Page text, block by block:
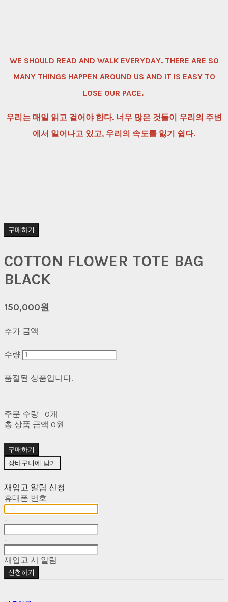
WE SHOULD READ AND WALK EVERYDAY. THERE ARE SO
MANY THINGS HAPPEN AROUND US AND IT IS EASY TO
LOSE OUR PACE.
우리는 매일 읽고 걸어야 한다. 너무 많은 것들이 우리의 주변
에서 일어나고 있고, 우리의 속도를 잃기 쉽다.
구매하기
COTTON FLOWER TOTE BAG
BLACK
150,000원
추가 금액
수량
품절된 상품입니다.
주문 수량
0개
총 상품 금액 0원
구매하기
장바구니에 담기
재입고 알림 신청
휴대폰 번호
-
-
재입고 시 알림
신청하기